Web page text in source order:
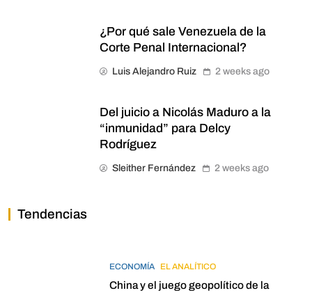
¿Por qué sale Venezuela de la
Corte Penal Internacional?
Luis Alejandro Ruiz 2 weeks ago
Del juicio a Nicolás Maduro a la
“inmunidad” para Delcy
Rodríguez
Sleither Fernández 2 weeks ago
Tendencias
ECONOMÍA EL ANALÍTICO
China y el juego geopolítico de la